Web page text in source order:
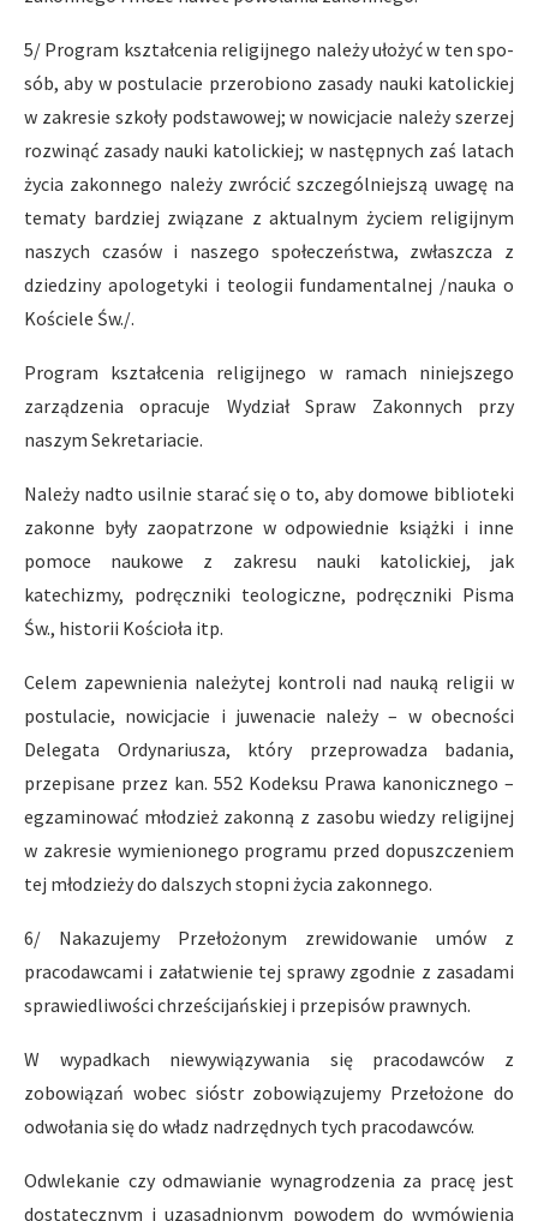
5/ Program kształcenia religijnego należy ułożyć w ten spo­
sób, aby w postulacie przerobiono zasady nauki katolickiej
w za­kresie szkoły podstawowej; w nowicjacie należy szerzej
rozwinąć zasady nauki katolickiej; w następnych zaś latach
życia zakonnego należy zwrócić szczególniejszą uwagę na
tematy bardziej związane z aktualnym życiem religijnym
naszych czasów i naszego społeczeństwa, zwłaszcza z
dziedziny apologetyki i teologii fundamentalnej /nauka o
Kościele Św./.
Program kształcenia religijnego w ramach niniejszego
zarzą­dzenia opracuje Wydział Spraw Zakonnych przy
naszym Sekretariacie.
Należy nadto usilnie starać się o to, aby domowe biblioteki
zakonne były zaopatrzone w odpowiednie książki i inne
pomoce nauko­we z zakresu nauki katolickiej, jak
katechizmy, podręczniki teolo­giczne, podręczniki Pisma
Św., historii Kościoła itp.
Celem zapewnienia należytej kontroli nad nauką religii w
postulacie, nowicjacie i juwenacie należy – w obecności
Delegata Ordynariusza, który przeprowadza badania,
przepisane przez kan. 552 Kodeksu Prawa kanonicznego –
egzaminować młodzież zakonną z zasobu wiedzy religijnej
w zakresie wymienionego programu przed dopuszczeniem
tej młodzieży do dalszych stopni życia zakonnego.
6/ Nakazujemy Przełożonym zrewidowanie umów z
pracodawcami i załatwienie tej sprawy zgodnie z zasadami
sprawiedliwości chrześcijańskiej i przepisów prawnych.
W wypadkach niewywiązywania się pracodawców z
zobowiązań wobec sióstr zobowiązujemy Przełożone do
odwołania się do władz nadrzędnych tych pracodawców.
Odwlekanie czy odmawianie wynagrodzenia za pracę jest
do­statecznym i uzasadnionym powodem do wymówienia